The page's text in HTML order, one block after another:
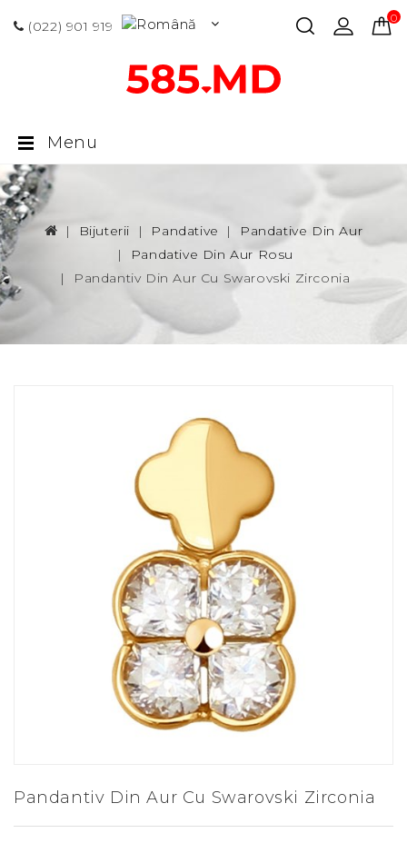
(022) 901 919
0
Menu
Bijuterii Pandative
Pandative Din Aur
Pandative Din Aur Rosu
Pandantiv Din Aur Cu Swarovski Zirconia
Pandantiv Din Aur Cu Swarovski Zirconia